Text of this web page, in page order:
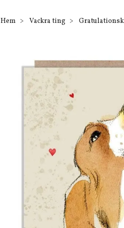
Hem Vackra ting